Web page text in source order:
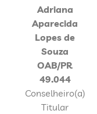
Adriana
Aparecida
Lopes de
Souza
OAB/PR
49.044
Conselheiro(a)
Titular